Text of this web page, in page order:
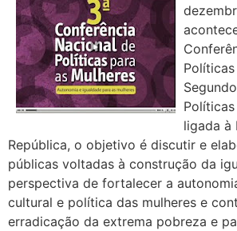
ligada à
República, o objetivo é discutir e
públicas voltadas à construção da
perspectiva de fortalecer a
cultural e política das mulheres e
erradicação da extrema pobreza e